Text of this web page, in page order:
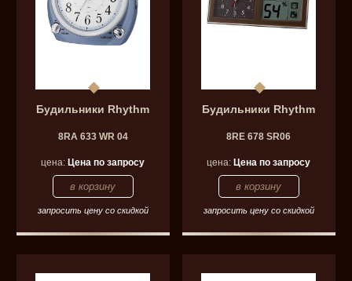
Будильники Rhythm
8RA 633 WR 04
цена:Цена по запросу
запросить цену со скидкой
Будильники Rhythm
8RE 678 SR06
цена:Цена по запросу
запросить цену со скидкой